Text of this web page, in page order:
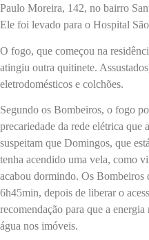
Paulo Moreira, 142, no bairro
Ele foi levado para o Hospital
O fogo, que começou na
atingiu outra quitinete.
eletrodomésticos e colchões.
Segundo os Bombeiros, o fogo
precariedade da rede elétrica que
suspeitam que Domingos, que
tenha acendido uma vela, como
acabou dormindo. Os Bombeiros
6h45min, depois de liberar o
recomendação para que a
água nos imóveis.